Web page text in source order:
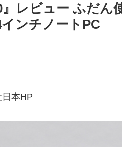
』レビュー ふだ
ンチノートPC
本HP